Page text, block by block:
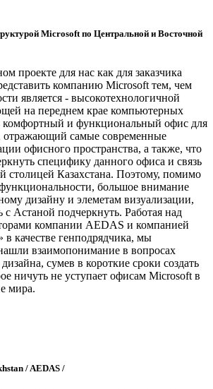
Microsoft по Центральной и Восточной
проекте для нас как для заказчика
компанию Microsoft тем, чем
является - высокотехнологичной
на переднем крае компьютерных
комфортный и функциональный офис для
отражающий самые современные
офисного пространства, а также, что
специфику данного офиса и связь
столицей Казахстана. Поэтому, помимо
большое внимание
дизайну и элеметам визуализации,
с Астаной подчеркнуть. Работая над
компании AEDAS и компанией
качестве генподрядчика, мы
взаимопонимание в вопросах
сумев в короткие сроки создать
ничуть не уступает офисам Microsoft в
мира.
/ AEDAS /